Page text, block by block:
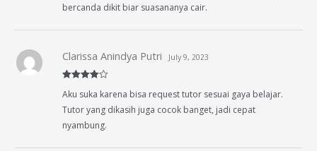
bercanda dikit biar suasananya cair.
out of 5
Clarissa Anindya Putri July 9, 2023
Aku suka karena bisa request tutor sesuai gaya belajar.
Tutor yang dikasih juga cocok banget, jadi cepat
nyambung.